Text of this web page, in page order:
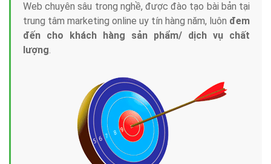
Web chuyên sâu trong nghề, được đào tạo bài bản tại
trung tâm marketing online uy tín hàng năm, luôn đem
đến cho khách hàng sản phẩm/ dịch vụ chất
lượng.